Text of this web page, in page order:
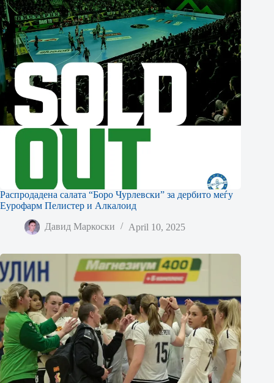
Распродадена салата “Боро Чурлевски” за дербито меѓу
Еурофарм Пелистер и Алкалоид
Давид Маркоски April 10, 2025